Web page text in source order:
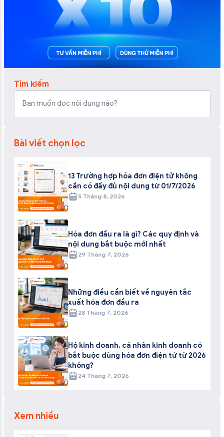
Tìm kiếm
Bài viết chọn lọc
13 Trường hợp hóa đơn điện tử không
cần có đầy đủ nội dung từ 01/7/2026
5 Tháng 8, 2026
Hóa đơn đầu ra là gì? Các quy định và
nội dung bắt buộc mới nhất
29 Tháng 7, 2026
Những điều cần biết về nguyên tắc
xuất hóa đơn đầu ra
28 Tháng 7, 2026
Hộ kinh doanh, cá nhân kinh doanh có
bắt buộc dùng hóa đơn điện tử từ 2026
không?
24 Tháng 7, 2026
Xem nhiều